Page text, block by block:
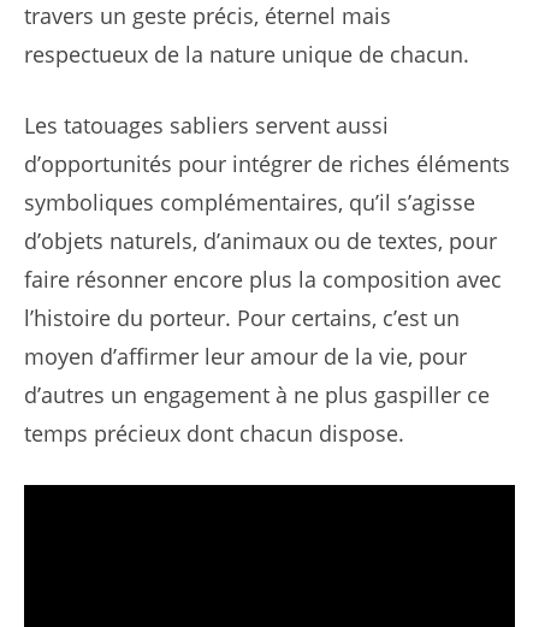
travers un geste précis, éternel mais
respectueux de la nature unique de chacun.
Les tatouages sabliers servent aussi
d’opportunités pour intégrer de riches éléments
symboliques complémentaires, qu’il s’agisse
d’objets naturels, d’animaux ou de textes, pour
faire résonner encore plus la composition avec
l’histoire du porteur. Pour certains, c’est un
moyen d’affirmer leur amour de la vie, pour
d’autres un engagement à ne plus gaspiller ce
temps précieux dont chacun dispose.